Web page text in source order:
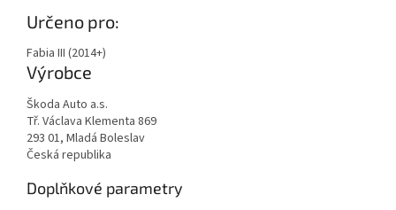
Určeno pro:
Fabia III (2014+)
Výrobce
Škoda Auto a.s.
Tř. Václava Klementa 869
293 01, Mladá Boleslav
Česká republika
Doplňkové parametry